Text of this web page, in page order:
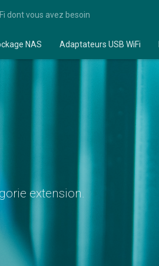
dont vous avez besoin
NAS Adaptateurs USB WiFi
extension.